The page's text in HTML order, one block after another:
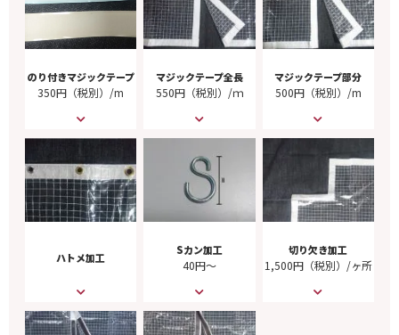
のり付きマジックテープ
350円（税別）/m
マジックテープ全長
550円（税別）/ｍ
マジックテープ部分
500円（税別）/m
ハトメ加工
Sカン加工
40円～
切り欠き加工
1,500円（税別）/ヶ所